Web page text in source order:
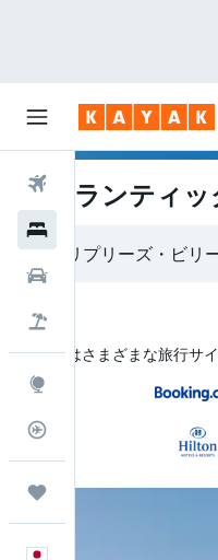
航空券
フライトトラッカー
Trips
アトランティ
KAYAK はさまざまな旅行